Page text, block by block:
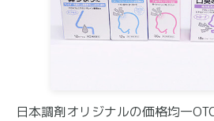
日本調剤オリジナルの価格均一